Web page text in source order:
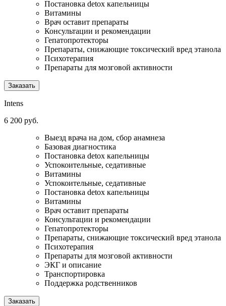
Постановка detox капельницы
Витамины
Врач оставит препараты
Консультации и рекомендации
Гепатопротекторы
Препараты, снижающие токсический вред этанола
Психотерапия
Препараты для мозговой активности
Заказать
Intens
6 200 руб.
Выезд врача на дом, сбор анамнеза
Базовая диагностика
Постановка detox капельницы
Успокоительные, седативные
Витамины
Успокоительные, седативные
Постановка detox капельницы
Витамины
Врач оставит препараты
Консультации и рекомендации
Гепатопротекторы
Препараты, снижающие токсический вред этанола
Психотерапия
Препараты для мозговой активности
ЭКГ и описание
Транспортировка
Поддержка родственников
Заказать